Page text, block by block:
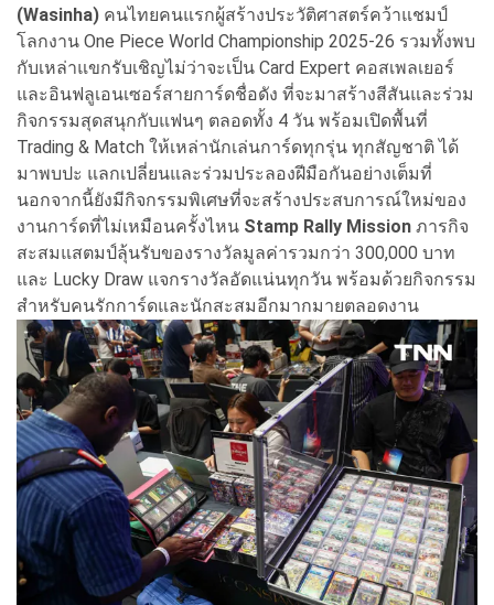
(Wasinha) คนไทยคนแรกผู้สร้างประวัติศาสตร์คว้าแชมป์
โลกงาน One Piece World Championship 2025-26 รวมทั้งพบ
กับเหล่าแขกรับเชิญไม่ว่าจะเป็น Card Expert คอสเพลเยอร์
และอินฟลูเอนเซอร์สายการ์ดชื่อดัง ที่จะมาสร้างสีสันและร่วม
กิจกรรมสุดสนุกกับแฟนๆ ตลอดทั้ง 4 วัน พร้อมเปิดพื้นที่
Trading & Match ให้เหล่านักเล่นการ์ดทุกรุ่น ทุกสัญชาติ ได้
มาพบปะ แลกเปลี่ยนและร่วมประลองฝีมือกันอย่างเต็มที่
นอกจากนี้ยังมีกิจกรรมพิเศษที่จะสร้างประสบการณ์ใหม่ของ
งานการ์ดที่ไม่เหมือนครั้งไหน Stamp Rally Mission ภารกิจ
สะสมแสตมป์ลุ้นรับของรางวัลมูลค่ารวมกว่า 300,000 บาท
และ Lucky Draw แจกรางวัลอัดแน่นทุกวัน พร้อมด้วยกิจกรรม
สำหรับคนรักการ์ดและนักสะสมอีกมากมายตลอดงาน